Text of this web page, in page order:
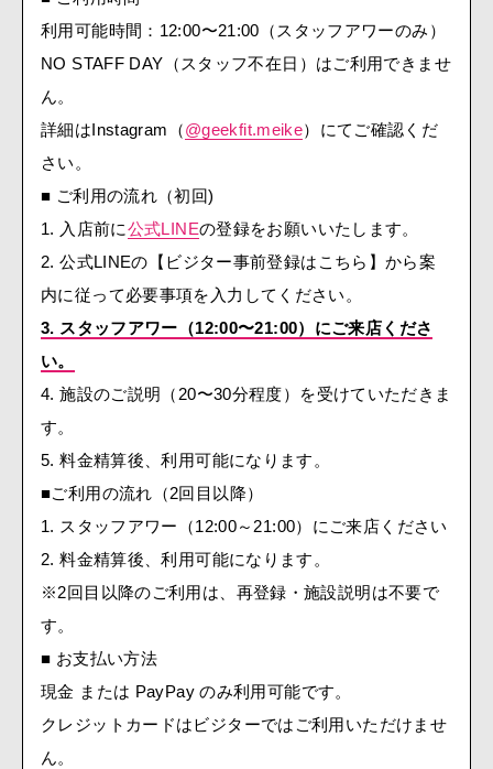
利用可能時間：12:00〜21:00（スタッフアワーのみ）
NO STAFF DAY（スタッフ不在日）はご利用できませ
ん。
詳細はInstagram（@geekfit.meike）にてご確認くだ
さい。
■ ご利用の流れ（初回)
1. 入店前に公式LINEの登録をお願いいたします。
2. 公式LINEの【ビジター事前登録はこちら】から案
内に従って必要事項を入力してください。
3. スタッフアワー（12:00〜21:00）にご来店くださ
い。
4. 施設のご説明（20〜30分程度）を受けていただきま
す。
5. 料金精算後、利用可能になります。
■ご利用の流れ（2回目以降）
1. スタッフアワー（12:00～21:00）にご来店ください
2. 料金精算後、利用可能になります。
※2回目以降のご利用は、再登録・施設説明は不要で
す。
■ お支払い方法
現金 または PayPay のみ利用可能です。
クレジットカードはビジターではご利用いただけませ
ん。